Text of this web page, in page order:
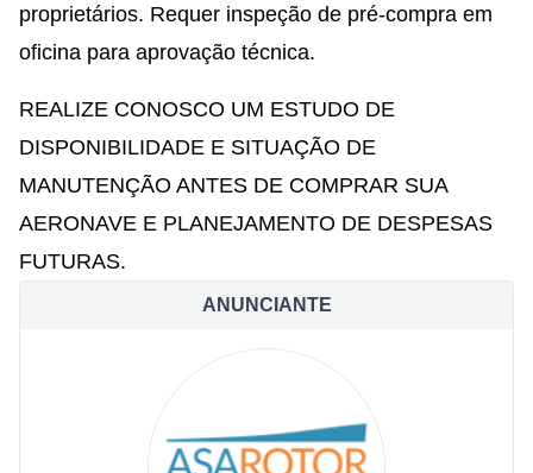
proprietários. Requer inspeção de pré-compra em
oficina para aprovação técnica.
REALIZE CONOSCO UM ESTUDO DE
DISPONIBILIDADE E SITUAÇÃO DE
MANUTENÇÃO ANTES DE COMPRAR SUA
AERONAVE E PLANEJAMENTO DE DESPESAS
FUTURAS.
ANUNCIANTE